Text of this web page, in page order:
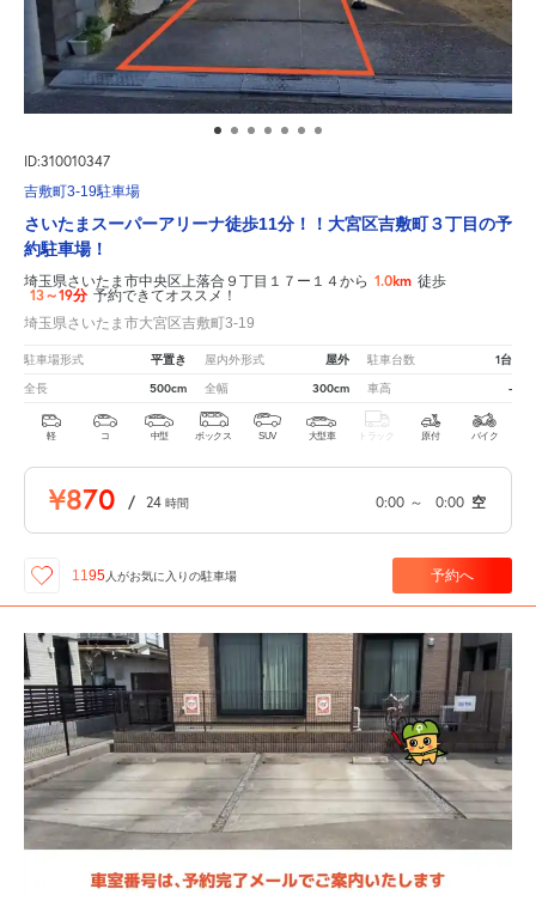
ID:310010347
吉敷町3-19駐車場
さいたまスーパーアリーナ徒歩11分！！大宮区吉敷町３丁目の予
約駐車場！
埼玉県さいたま市中央区上落合９丁目１７ー１４から 1.0km 徒歩
13～19分 予約できてオススメ！
埼玉県さいたま市大宮区吉敷町3-19
駐車場形式 平置き 屋内外形式 屋外 駐車台数 1台
全長 500cm 全幅 300cm 車高 -
軽 コ 中型 ボックス SUV 大型車 トラック 原付 バイク
¥870 / 24 時間 0:00 ～ 0:00 空
1195 人がお気に入りの駐車場 予約へ